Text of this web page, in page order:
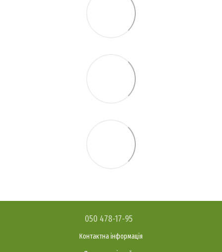
050 478-17-95
Контактна інформація